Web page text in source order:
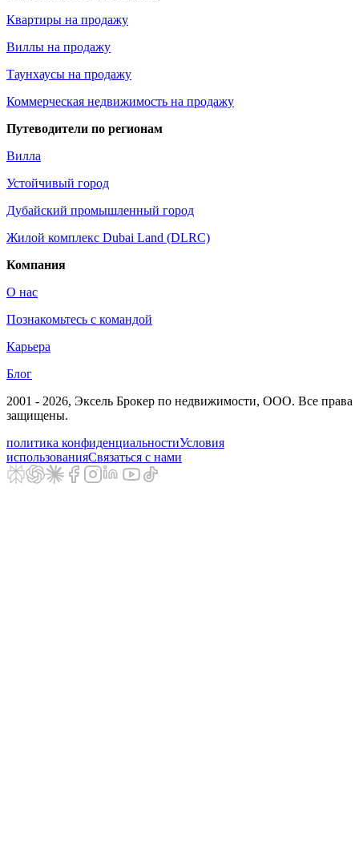
Квартиры на продажу
Виллы на продажу
Таунхаусы на продажу
Коммерческая недвижимость на продажу
Путеводители по регионам
Вилла
Устойчивый город
Дубайский промышленный город
Жилой комплекс Dubai Land (DLRC)
Компания
О нас
Познакомьтесь с командой
Карьера
Блог
2001 - 2026, Эксель Брокер по недвижимости, ООО. Все права
защищены.
политика конфиденциальностиУсловия
использованияСвязаться с нами